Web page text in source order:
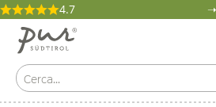
4.7 ➝